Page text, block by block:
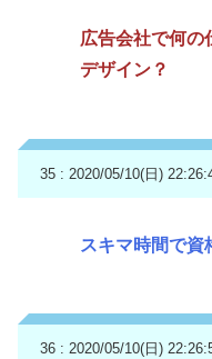
広告会社で何の
デザイン？
35 : 2020/05/10(日)
スキマ時間で資
36 : 2020/05/10(日)